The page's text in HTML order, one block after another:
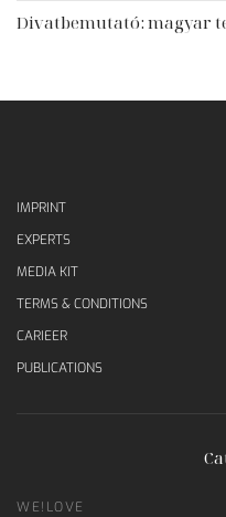
Divatbemutató: magyar
IMPRINT
EXPERTS
MEDIA KIT
TERMS & CONDITIONS
CARIEER
PUBLICATIONS
WE!LOVE